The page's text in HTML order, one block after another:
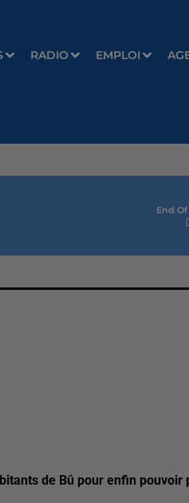
RADIO EMPLOI
End
de Bû pour enfin